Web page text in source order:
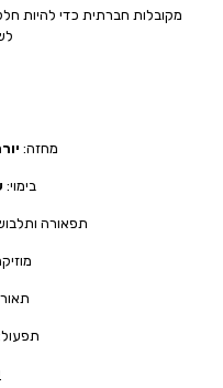
מקובלות חברתית כדי להיות
מחזה:
בימוי:
תפאורה